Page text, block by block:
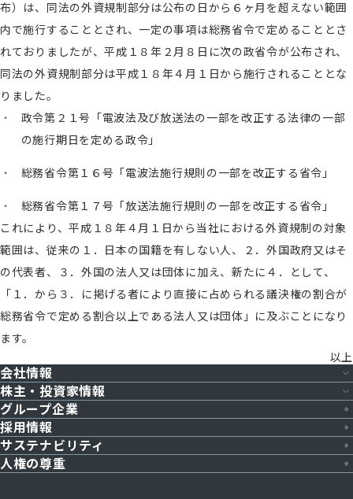
布）は、同法の外資規制部分は公布の日から６ヶ月を超えない範囲
内で施行することとされ、一定の事項は総務省令で定めることとさ
れておりましたが、平成１８年２月８日に次の政省令が公布され、
同法の外資規制部分は平成１８年４月１日から施行されることとな
りました。
政令第２１号「電波法及び放送法の一部を改正する法律の一部
の施行期日を定める政令」
総務省令第１６号「電波法施行規則の一部を改正する省令」
総務省令第１７号「放送法施行規則の一部を改正する省令」
これにより、平成１８年４月１日から当社における外資規制の対象
範囲は、従来の１．日本の国籍を有しない人、２．外国政府又はそ
の代表者、３．外国の法人又は団体に加え、新たに４．として、
「１．から３．に掲げる者により直接に占められる議決権の割合が
総務省令で定める割合以上である法人又は団体」に及ぶことになり
ます。
以上
会社情報
会社概要
役員一覧
組織体制
株主・投資家情報
株主・投資家情報トップ
決算短信
グループ企業
採用情報
サステナビリティ
人権の尊重